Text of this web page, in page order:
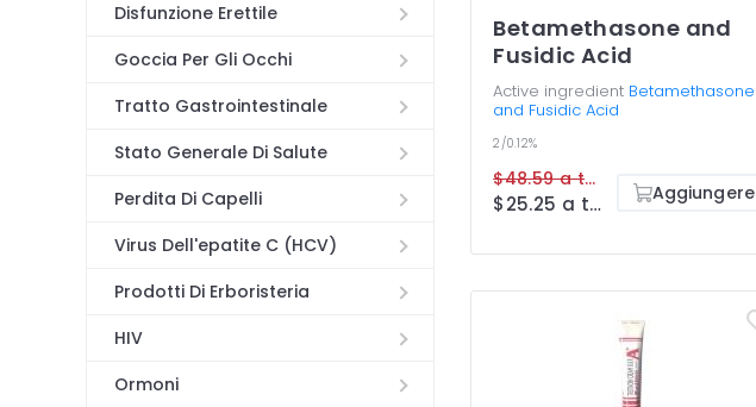
Disfunzione Erettile
Goccia Per Gli Occhi
Tratto Gastrointestinale
Stato Generale Di Salute
Perdita Di Capelli
Virus Dell'epatite C (HCV)
Prodotti Di Erboristeria
HIV
Ormoni
Betamethasone and
Fusidic Acid
Active ingredient Betamethasone
and Fusidic Acid
2/0.12%
$48.59 a tube
$25.25 a tube Aggiungere